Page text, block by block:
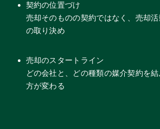
契約の位置づけ
売却そのものの契約ではなく、売却
の取り決め
売却のスタートライン
どの会社と、どの種類の媒介契約を
方が変わる